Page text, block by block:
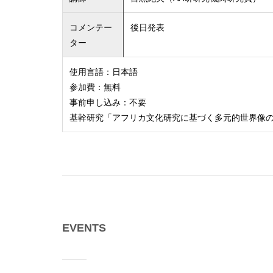
コメンテー
ター
後日発表
使用言語：日本語
参加費：無料
事前申し込み：不要
基幹研究「アフリカ文化研究に基づく多元的世界像
EVENTS